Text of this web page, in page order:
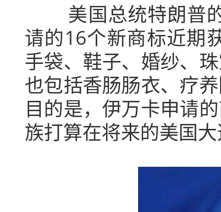
美国总统特朗普的
请的16个新商标近期
手袋、鞋子、婚纱、
也包括香肠肠衣、疗
目的是，伊万卡申请
族打算在将来的美国